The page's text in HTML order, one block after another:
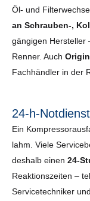
Öl- und
an Schrauben-,
gängigen Hersteller
Renner. Auch
Fachhändler in der
24-h-
Ein
lahm. Viele
deshalb einen 24-
Reaktionszeiten –
Servicetechniker